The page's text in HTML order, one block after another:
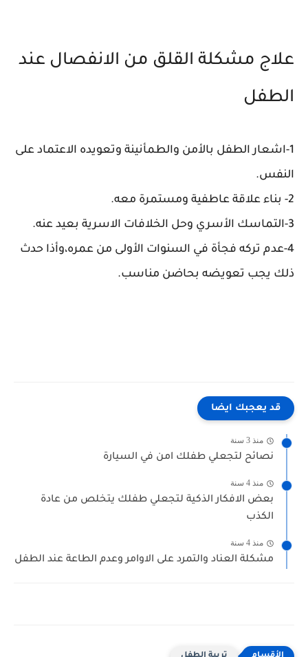
علاج مشكلة القلق من الانفصال عند
الطفل
1-اشعار الطفل بالأمن والطمأنينة وتعويده الاعتماد على
النفس.
2- بناء علاقة عاطفية ومستمرة معه.
3-التماسك الأسري وحل الخلافات الاسرية بعيد عنه.
4-عدم تركه فجأة في السنوات الأولى من عمره،وأذا حدث
ذلك يجب تعويضه بحاضن مناسب.
قد يعجبك ايضا
منذ 3 سنة
نصائح لتجعلي طفلك امن في السيارة
منذ 4 سنة
بعض الافكار الذكية لتجعلي طفلك يتخلص من عادة
الكذب
منذ 4 سنة
مشكلة العناد والتمرد على الاوامر وعدم الطاعة عند الطفل